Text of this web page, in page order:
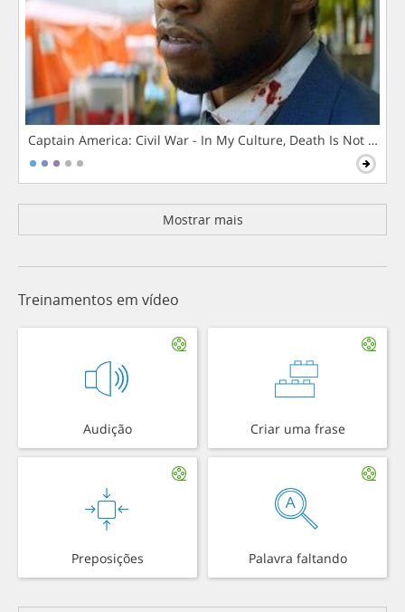
Captain America: Civil War - In My Culture, Death Is Not The
Mostrar mais
Treinamentos em vídeo
Audição Criar uma frase
Preposições Palavra faltando